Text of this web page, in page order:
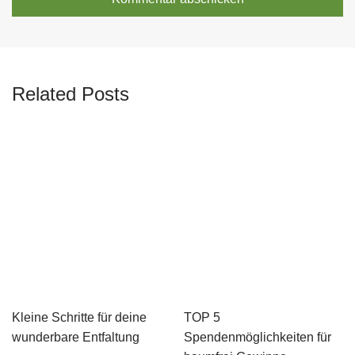
Related Posts
Kleine Schritte für deine
wunderbare Entfaltung
TOP 5
Spendenmöglichkeiten für